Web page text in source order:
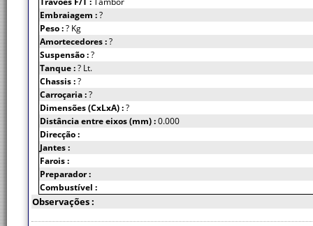
Embraiagem :?
Peso :? Kg
Amortecedores :?
Suspensão :?
Tanque :? Lt.
Chassis :?
Carroçaria :?
Dimensões (CxLxA) :?
Distância entre eixos (mm) :0.000
Direcção :
Jantes :
Farois :
Preparador :
Combustível :
Observações :